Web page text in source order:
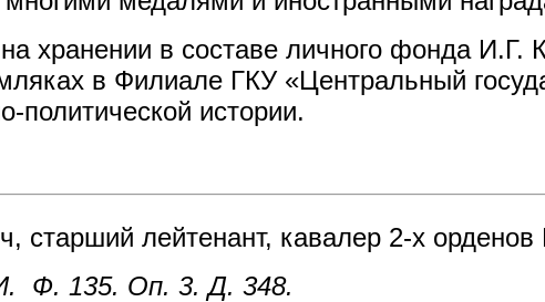
хранении в составе личного фонда И.Г.
в Филиале ГКУ «Центральный
политической истории.
старший лейтенант, кавалер 2-х
Ф. 135. Оп. 3. Д. 348.